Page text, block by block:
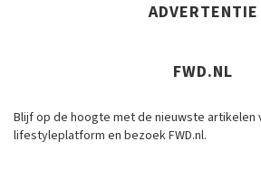
ADVERTENTIE
FWD.NL
Blijf op de hoogte met de nieuwste artikelen
lifestyleplatform en bezoek FWD.nl.